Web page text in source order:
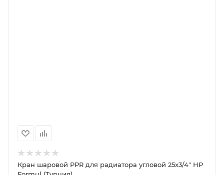
Кран шаровой PPR для радиатора угловой 25х3/4" НР